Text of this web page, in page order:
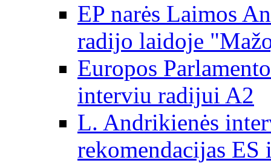
EP narės Laimos
radijo laidoje
Europos
interviu radijui A2
L. Andrikienės
rekomendacijas